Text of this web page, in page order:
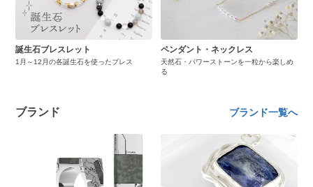
誕生石ブレスレット
1月～12月の各誕生石を使ったブレス
ペンダント・ネックレス
天然石・パワーストーンを一粒から楽しめ
る
ブランド ブランド一覧へ